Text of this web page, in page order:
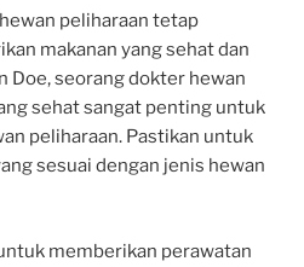
peliharaan tetap
makanan yang sehat dan
Doe, seorang dokter hewan
sehat sangat penting untuk
peliharaan. Pastikan untuk
sesuai dengan jenis hewan
memberikan perawatan